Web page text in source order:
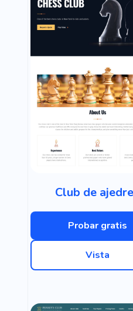
Club de
Probar gratis
Vista